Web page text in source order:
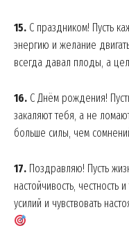
15. С праздником! Пусть
энергию и желание
всегда давал плоды, а
16. С Днём рождения!
закаляют тебя, а не
больше силы, чем
17. Поздравляю! Пусть
настойчивость,
усилий и чувствовать